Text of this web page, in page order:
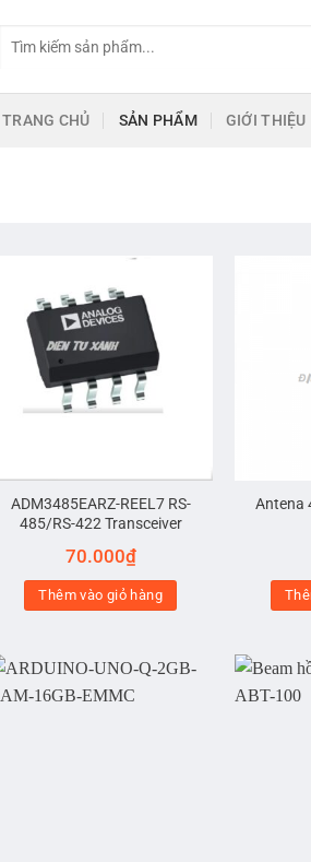
kiếm:
TRANG CHỦ SẢN PHẨM GIỚI THIỆU
ADM3485EARZ-REEL7 RS-
485/RS-422 Transceiver
70.000₫
Thêm vào giỏ hàng
Antena